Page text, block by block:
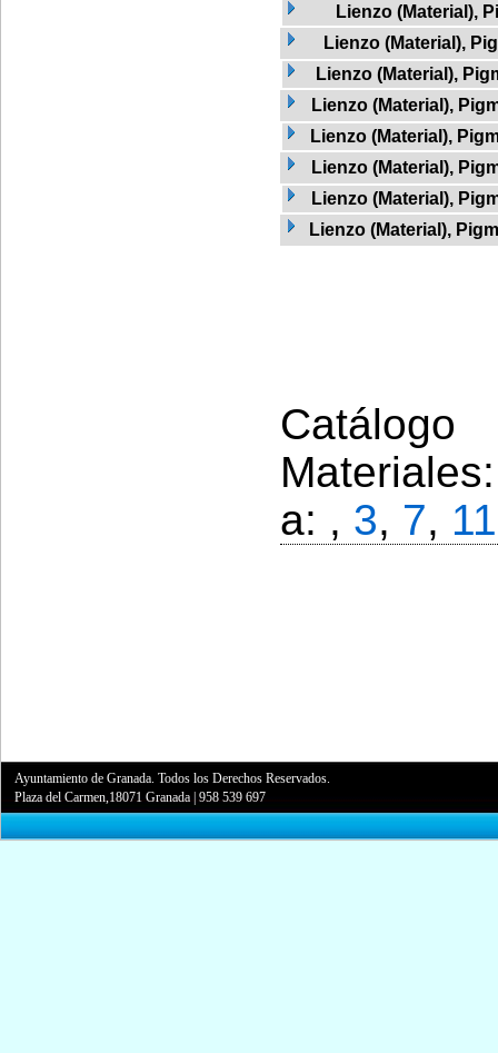
Lienzo (Material),
Lienzo (Material),
Lienzo (Material),
Lienzo (Material),
Lienzo (Material),
Lienzo (Material),
Lienzo (Material),
Lienzo (Material),
a: , 3, 7, 11
Ayuntamiento de Granada. Todos los Derechos Reservados.
Plaza del Carmen,18071 Granada |958 539 697